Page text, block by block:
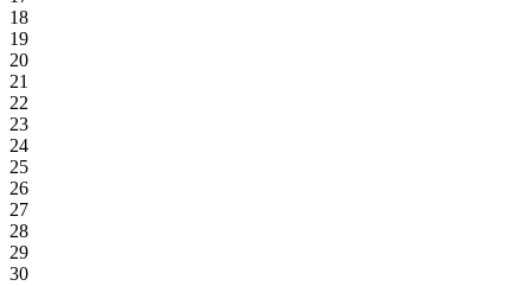
18
19
20
21
22
23
24
25
26
27
28
29
30